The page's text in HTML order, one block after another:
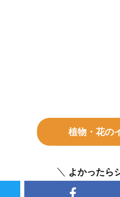
植物・花の
よかったら